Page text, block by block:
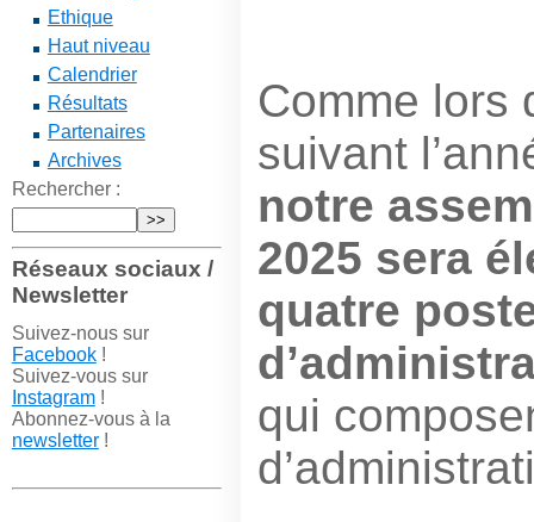
Ethique
Haut niveau
Calendrier
Résultats
Partenaires
Archives
Rechercher :
Réseaux sociaux /
Newsletter
Suivez-nous sur
Facebook!
Suivez-vous sur
Instagram!
Abonnez-vous à la
newsletter!
Comme lors
suivant
notre
2025 sera
quatre
qui